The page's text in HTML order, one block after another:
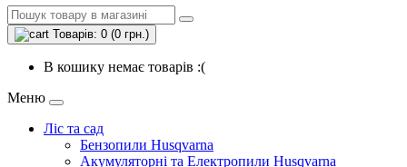
Товарів: 0 (0 грн.)
В кошику немає товарів :(
Меню
Ліс та сад
Бензопили Husqvarna
Акумуляторні та Електропили Husqvarna